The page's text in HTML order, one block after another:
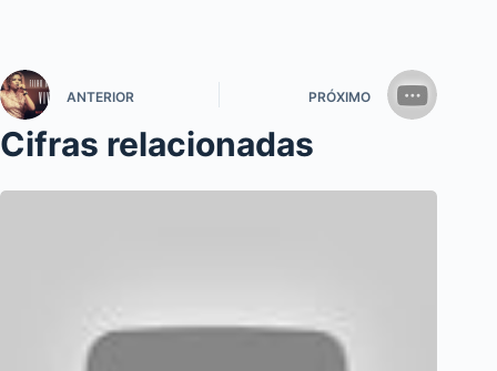
ANTERIOR PRÓXIMO
Cifras relacionadas